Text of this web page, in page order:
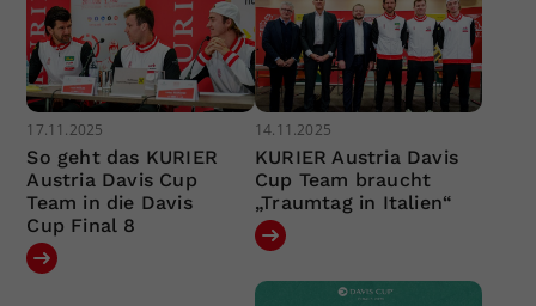
17.11.2025
So geht das KURIER
Austria Davis Cup
Team in die Davis
Cup Final 8
14.11.2025
KURIER Austria Davis
Cup Team braucht
„Traumtag in Italien“